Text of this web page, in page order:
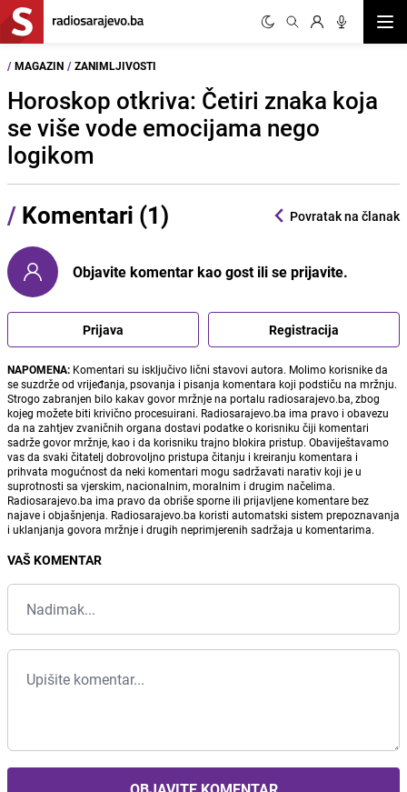
/ MAGAZIN / ZANIMLJIVOSTI
Horoskop otkriva: Četiri znaka koja
se više vode emocijama nego
logikom
/ Komentari (1) Povratak na članak
Objavite komentar kao gost ili se prijavite.
Prijava Registracija
NAPOMENA: Komentari su isključivo lični stavovi autora. Molimo korisnike da
se suzdrže od vrijeđanja, psovanja i pisanja komentara koji podstiču na mržnju.
Strogo zabranjen bilo kakav govor mržnje na portalu radiosarajevo.ba, zbog
kojeg možete biti krivično procesuirani. Radiosarajevo.ba ima pravo i obavezu
da na zahtjev zvaničnih organa dostavi podatke o korisniku čiji komentari
sadrže govor mržnje, kao i da korisniku trajno blokira pristup. Obaviještavamo
vas da svaki čitatelj dobrovoljno pristupa čitanju i kreiranju komentara i
prihvata mogućnost da neki komentari mogu sadržavati narativ koji je u
suprotnosti sa vjerskim, nacionalnim, moralnim i drugim načelima.
Radiosarajevo.ba ima pravo da obriše sporne ili prijavljene komentare bez
najave i objašnjenja. Radiosarajevo.ba koristi automatski sistem prepoznavanja
i uklanjanja govora mržnje i drugih neprimjerenih sadržaja u komentarima.
VAŠ KOMENTAR